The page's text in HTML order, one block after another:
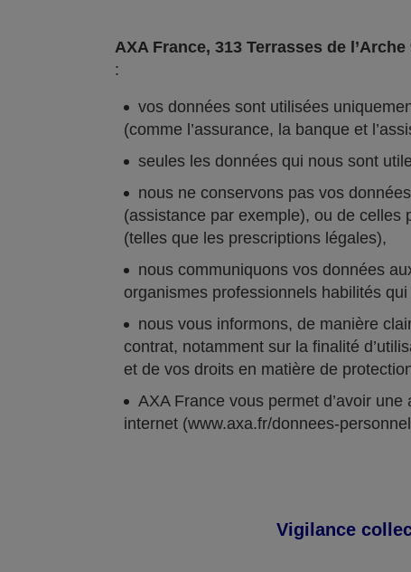
AXA France, 313 Terrasses de
:
vos données sont utilisées
(comme l’assurance, la banque et
seules les données qui nous sont
nous ne conservons pas vos
(assistance par exemple), ou de celles
(telles que les prescriptions légales),
nous communiquons vos données
organismes professionnels habilités
nous vous informons, de manière
contrat, notamment sur la finalité
et de vos droits en matière de
AXA France vous permet d’avoir
internet (www.axa.fr/donnees-
Vigilance